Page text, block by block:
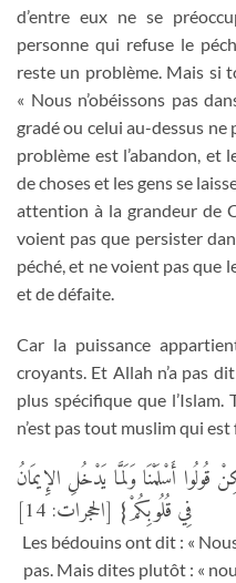
d’entre eux ne se
personne qui refuse le
reste un problème. Mais si
« Nous n’obéissons pas
gradé ou celui au-dessus
problème est l’abandon, et
de choses et les gens se
attention à la grandeur de
voient pas que persister
péché, et ne voient pas que
et de défaite.
Car la puissance
croyants. Et Allah n’a pas
plus spécifique que
n’est pas tout muslim qui
أَسْلَمْنَا وَلَمَّا يَدْخُلِ الإِيمَانُ
فِي قُلُوبِكُمْ} [الحجرات: 14]
Les bédouins ont dit : «
pas. Mais dites plutôt : «